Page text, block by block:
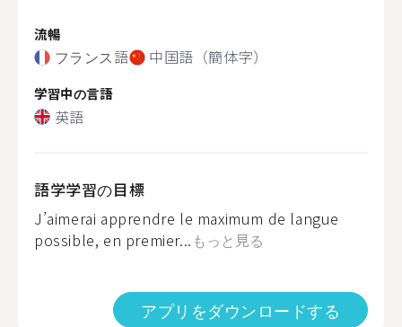
流暢
フランス語 中国語（簡体字）
学習中の言語
英語
語学学習の目標
J’aimerai apprendre le maximum de langue
possible, en premier... もっと見る
アプリをダウンロードする